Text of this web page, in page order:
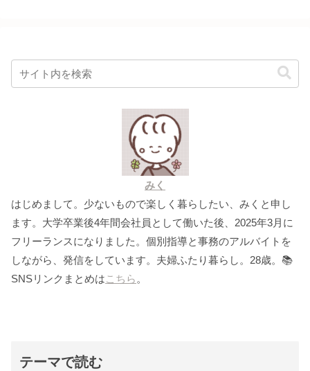
みく
はじめまして。少ないもので楽しく暮らしたい、みくと申し
ます。大学卒業後4年間会社員として働いた後、2025年3月に
フリーランスになりました。個別指導と事務のアルバイトを
しながら、発信をしています。夫婦ふたり暮らし。28歳。📚
SNSリンクまとめはこちら 。
テーマで読む